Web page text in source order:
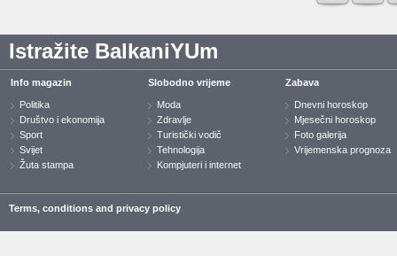
Istražite BalkaniYUm
Info magazin
Politika
Društvo i ekonomija
Sport
Svijet
Žuta stampa
Slobodno vrijeme
Moda
Zdravlje
Turistički vodič
Tehnologija
Kompjuteri i internet
Zabava
Dnevni horoskop
Mjesečni horoskop
Foto galerija
Vrijemenska prognoza
Terms, conditions and privacy policy